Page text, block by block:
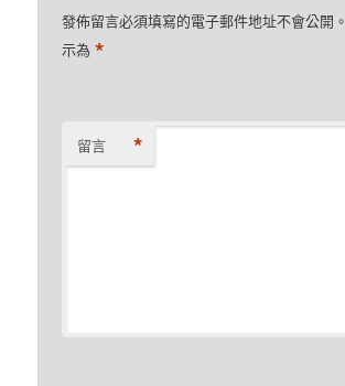
發佈留言必須填寫的電子郵件地址不會公開。
示為*
留言 *